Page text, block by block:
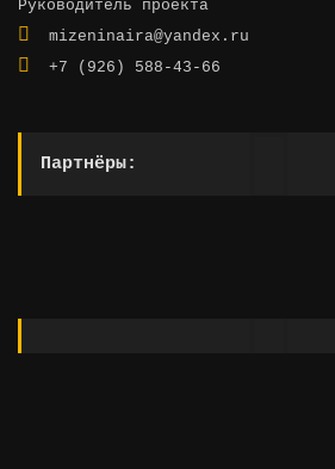
Руководитель проекта
mizeninaira@yandex.ru
+7 (926) 588-43-66
Партнёры: